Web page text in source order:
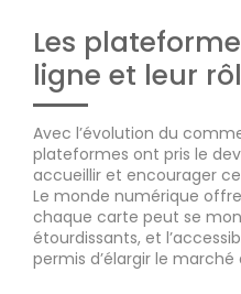
Les
ligne et leur
Avec l’évolution du
plateformes ont pris le
accueillir et encourager
Le monde numérique
chaque carte peut se
étourdissants, et
permis d’élargir le